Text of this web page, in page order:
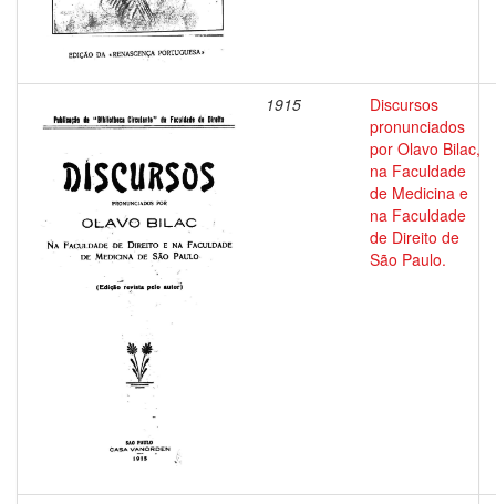
1915
Discursos
pronunciados
por Olavo Bilac,
na Faculdade
de Medicina e
na Faculdade
de Direito de
São Paulo.